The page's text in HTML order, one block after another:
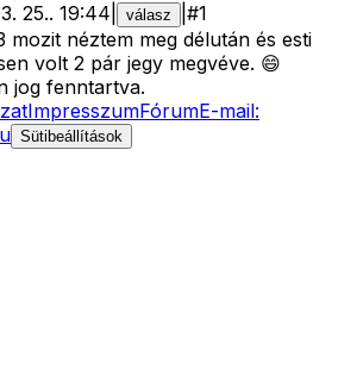
25.. 19:44 válasz #1
mozit néztem meg délután és esti
volt 2 pár jegy megvéve. 😄
jog fenntartva.
ImpresszumFórumE-mail:
Sütibeállítások